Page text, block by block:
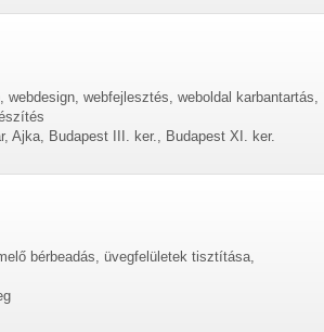
webfejlesztés, weboldal karbantartás,
Ajka, Budapest III. ker., Budapest XI. ker.
bérbeadás, üvegfelületek tisztítása,